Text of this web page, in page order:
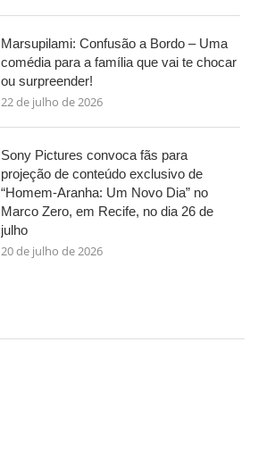
Marsupilami: Confusão a Bordo – Uma
comédia para a família que vai te chocar
ou surpreender!
22 de julho de 2026
Sony Pictures convoca fãs para
projeção de conteúdo exclusivo de
“Homem-Aranha: Um Novo Dia” no
Marco Zero, em Recife, no dia 26 de
julho
20 de julho de 2026